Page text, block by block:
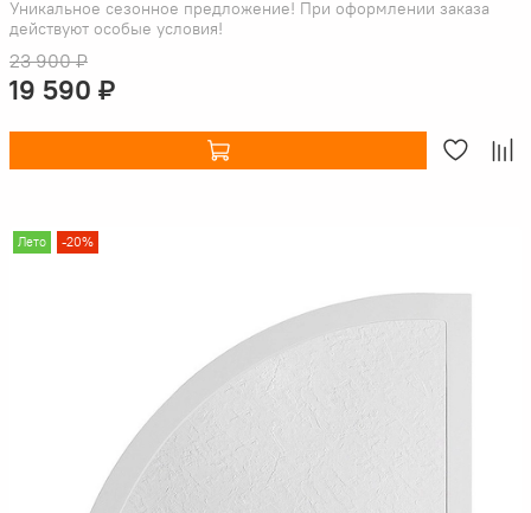
Уникальное сезонное предложение! При оформлении заказа
действуют особые условия!
23 900 ₽
19 590 ₽
Лето -20%